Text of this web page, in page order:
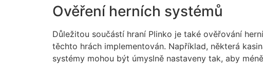
Ověření herních systémů
Důležitou součástí hraní Plinko je také ověřování
těchto hrách implementován. Například, některá
systémy mohou být úmyslně nastaveny tak, aby